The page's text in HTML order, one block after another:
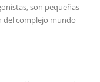
son pequeñas
del complejo mundo